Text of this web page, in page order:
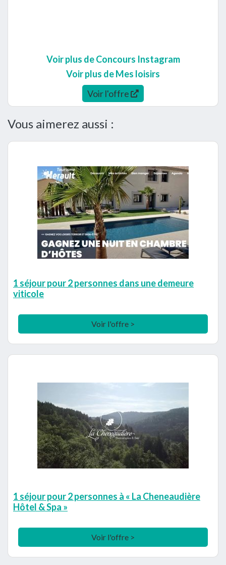
Voir plus de Concours Instagram
Voir plus de Mes loisirs
Voir l'offre
Vous aimerez aussi :
1 séjour pour 2 personnes dans une demeure
viticole
Voir l'offre >
1 séjour pour 2 personnes à « La Cheneaudière
Hôtel & Spa »
Voir l'offre >